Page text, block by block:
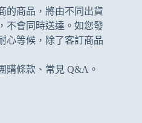
的商品，將由不同出貨
不會同時送達。如您發
心等候，除了客訂商品
購條款 、 常見 Q&A 。